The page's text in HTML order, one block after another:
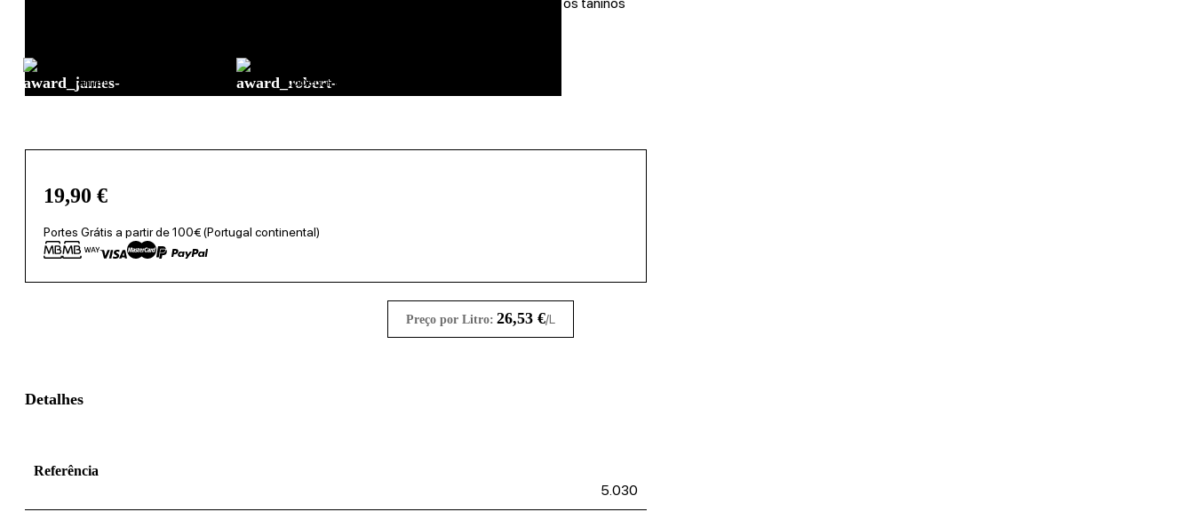
James Suckling Robert Parker
19,90 €
Portes Grátis a partir de 100€ (Portugal continental)
Preço por Litro: 26,53€/L
Detalhes
Referência
5.030